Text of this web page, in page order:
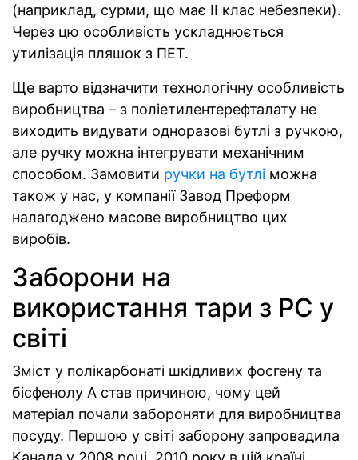
(наприклад, сурми, що має II клас небезпеки).
Через цю особливість ускладнюється
утилізація пляшок з ПЕТ.
Ще варто відзначити технологічну особливість
виробництва – з поліетилентерефталату не
виходить видувати одноразові бутлі з ручкою,
але ручку можна інтегрувати механічним
способом. Замовити ручки на бутлі можна
також у нас, у компанії Завод Преформ
налагоджено масове виробництво цих
виробів.
Заборони на
використання тари з РС у
світі
Зміст у полікарбонаті шкідливих фосгену та
бісфенолу А став причиною, чому цей
матеріал почали забороняти для виробництва
посуду. Першою у світі заборону запровадила